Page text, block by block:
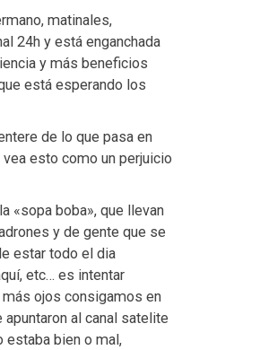
matinales,
24h y está enganchada
y más beneficios
está esperando los
de lo que pasa en
esto como un perjuicio
«sopa boba», que llevan
y de gente que se
estar todo el dia
etc… es intentar
ojos consigamos en
al canal satelite
bien o mal,